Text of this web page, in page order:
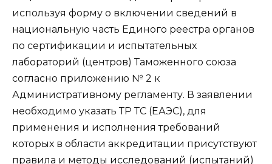
используя форму о включении сведений в
национальную часть Единого реестра органов
по сертификации и испытательных
лабораторий (центров) Таможенного союза
согласно приложению № 2 к
Административному регламенту. В заявлении
необходимо указать ТР ТС (ЕАЭС), для
применения и исполнения требований
которых в области аккредитации присутствуют
правила и методы исследований (испытаний)